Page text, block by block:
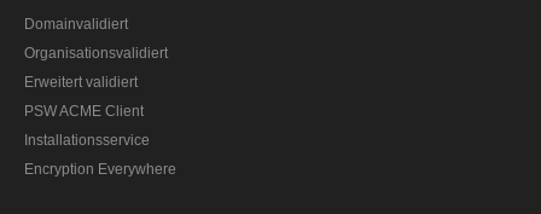
Domainvalidiert
Organisationsvalidiert
Erweitert validiert
PSW ACME Client
Installationsservice
Encryption Everywhere